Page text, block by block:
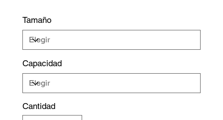
Tamaño
Capacidad
Cantidad